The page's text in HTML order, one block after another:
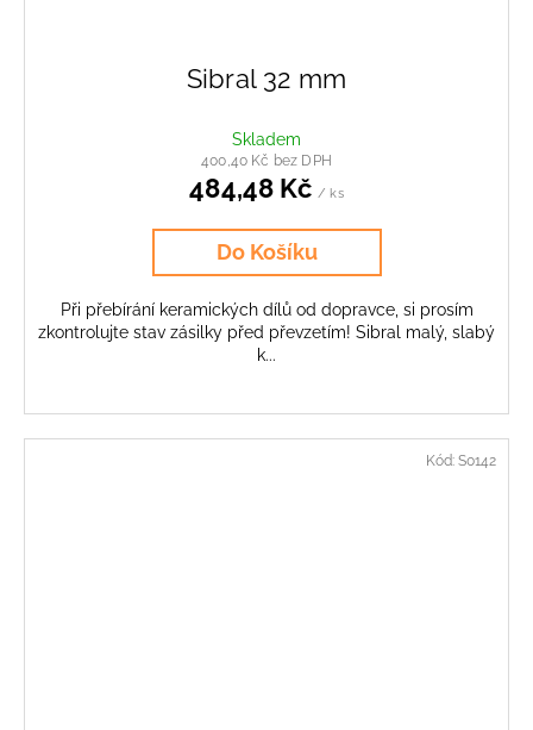
Sibral 32 mm
Skladem
400,40 Kč bez DPH
484,48 Kč / ks
Do Košíku
Při přebírání keramických dílů od dopravce, si prosím
zkontrolujte stav zásilky před převzetím! Sibral malý, slabý
k...
Kód: S0142